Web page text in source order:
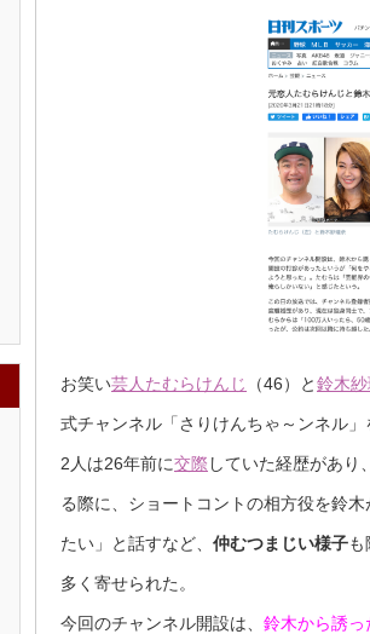
お笑い芸人 たむらけんじ （46）と鈴木
式チャンネル「さりけんちゃ～ンネル」
2人は26年前に交際 していた経歴があり
る際に、ショートコントの相方役を鈴
たい」と話すなど、 仲むつまじい様子
多く寄せられた。
今回のチャンネル開設は、 鈴木から誘っ